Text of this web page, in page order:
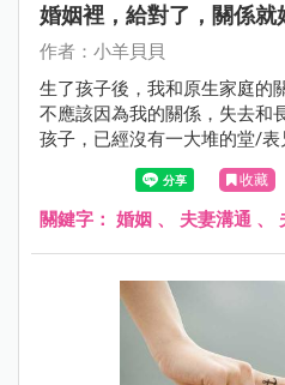
婚姻裡，給對了，關係就
作者：小羊貝貝
生了孩子後，我和原生家庭的
不應該因為我的關係，失去和
孩子，已經沒有一大堆的堂/表
想著讓孩子回去見見外公、外
帶孩子回我家一趟，他這事辦
心的說她坐在阿嬤腿上、阿公
收藏
關鍵字： 婚姻 、 夫妻溝通 、